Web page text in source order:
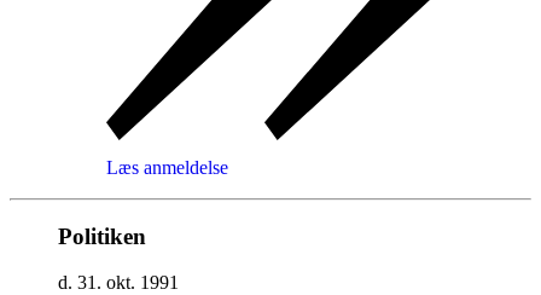
Læs anmeldelse
Politiken
d. 31. okt. 1991